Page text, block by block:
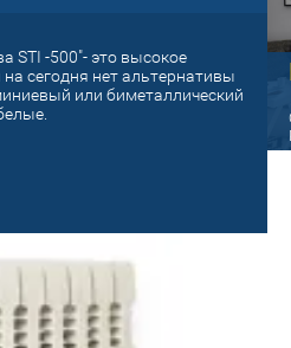
STI -500"- это высокое
сегодня нет альтернативы
или биметаллический
на новый!
на новое отопление! Сделай